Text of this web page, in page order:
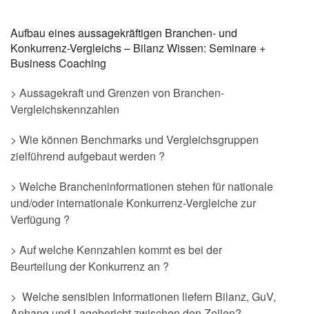
Aufbau eines aussagekräftigen Branchen- und
Konkurrenz-Vergleichs – Bilanz Wissen: Seminare +
Business Coaching
> Aussagekraft und Grenzen von Branchen-
Vergleichskennzahlen
> Wie können Benchmarks und Vergleichsgruppen
zielführend aufgebaut werden ?
> Welche Brancheninformationen stehen für nationale
und/oder internationale Konkurrenz-Vergleiche zur
Verfügung ?
> Auf welche Kennzahlen kommt es bei der
Beurteilung der Konkurrenz an ?
> Welche sensiblen Informationen liefern Bilanz, GuV,